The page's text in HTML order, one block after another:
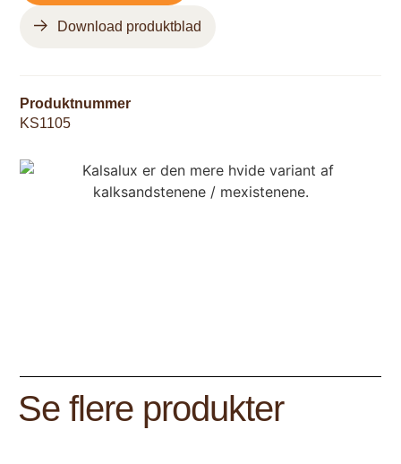
Download produktblad
Produktnummer
KS1105
Se flere produkter